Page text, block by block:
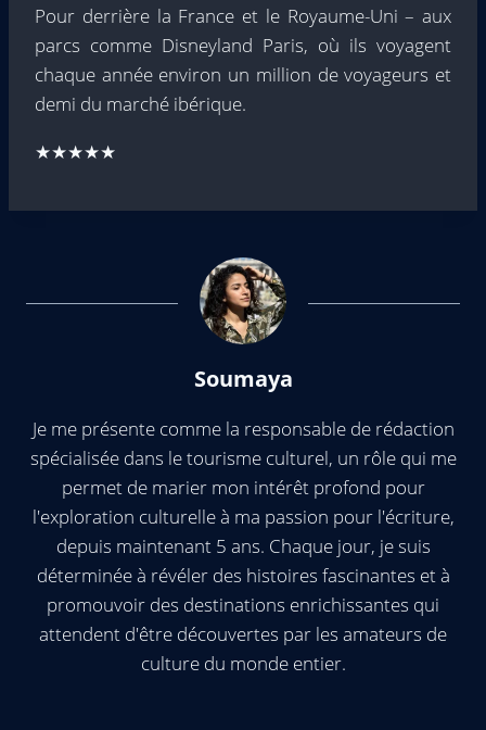
Pour derrière la France et le Royaume-Uni – aux
parcs comme Disneyland Paris, où ils voyagent
chaque année environ un million de voyageurs et
demi du marché ibérique.
★★★★★
Soumaya
Je me présente comme la responsable de rédaction
spécialisée dans le tourisme culturel, un rôle qui me
permet de marier mon intérêt profond pour
l'exploration culturelle à ma passion pour l'écriture,
depuis maintenant 5 ans. Chaque jour, je suis
déterminée à révéler des histoires fascinantes et à
promouvoir des destinations enrichissantes qui
attendent d'être découvertes par les amateurs de
culture du monde entier.